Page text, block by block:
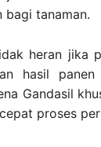
bagi tanaman.
heran jika
hasil
Gandasil
proses